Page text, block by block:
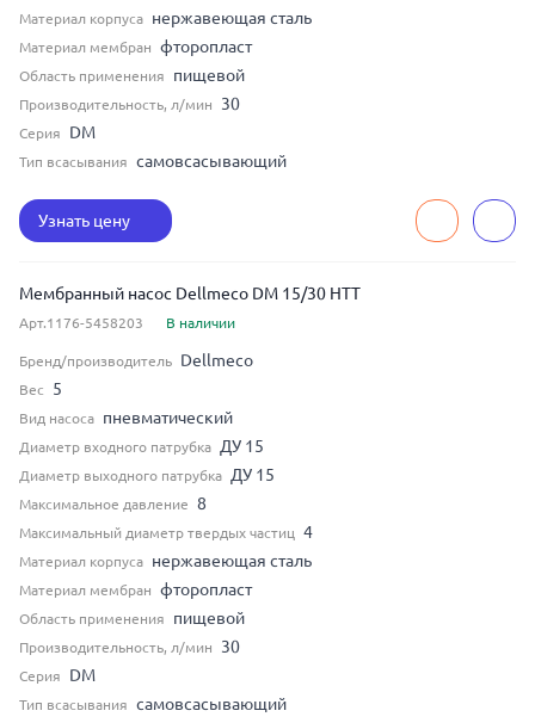
Материал корпуса нержавеющая сталь
Материал мембран фторопласт
Область применения пищевой
Производительность, л/мин 30
Серия DM
Тип всасывания самовсасывающий
Узнать цену
Мембранный насос Dellmeco DM 15/30 HTT
Арт.1176-5458203 В наличии
Бренд/производитель Dellmeco
Вес 5
Вид насоса пневматический
Диаметр входного патрубка ДУ 15
Диаметр выходного патрубка ДУ 15
Максимальное давление 8
Максимальный диаметр твердых частиц 4
Материал корпуса нержавеющая сталь
Материал мембран фторопласт
Область применения пищевой
Производительность, л/мин 30
Серия DM
Тип всасывания самовсасывающий